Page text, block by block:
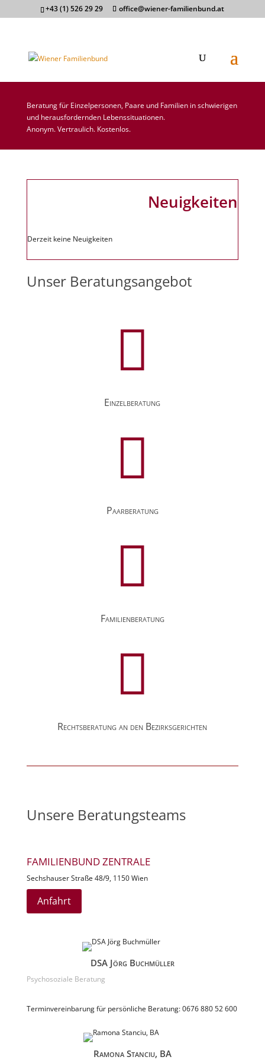
+43 (1) 526 29 29 office@wiener-familienbund.at
Beratung für Einzelpersonen, Paare und Familien in schwierigen
und herausfordernden Lebenssituationen.
Anonym. Vertraulich. Kostenlos.
Neuigkeiten
Derzeit keine Neuigkeiten
Unser Beratungsangebot

Einzelberatung

Paarberatung

Familienberatung

Rechtsberatung an den Bezirksgerichten
Unsere Beratungsteams
FAMILIENBUND ZENTRALE
Sechshauser Straße 48/9, 1150 Wien
Anfahrt
DSA Jörg Buchmüller
Psychosoziale Beratung
Terminvereinbarung für persönliche Beratung: 0676 880 52 600
Ramona Stanciu, BA